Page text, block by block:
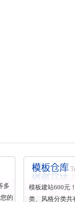
多
的
模板建站600元
类、风格分类共